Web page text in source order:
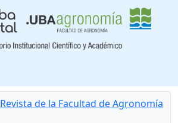
Revista de la Facultad de Agronomía